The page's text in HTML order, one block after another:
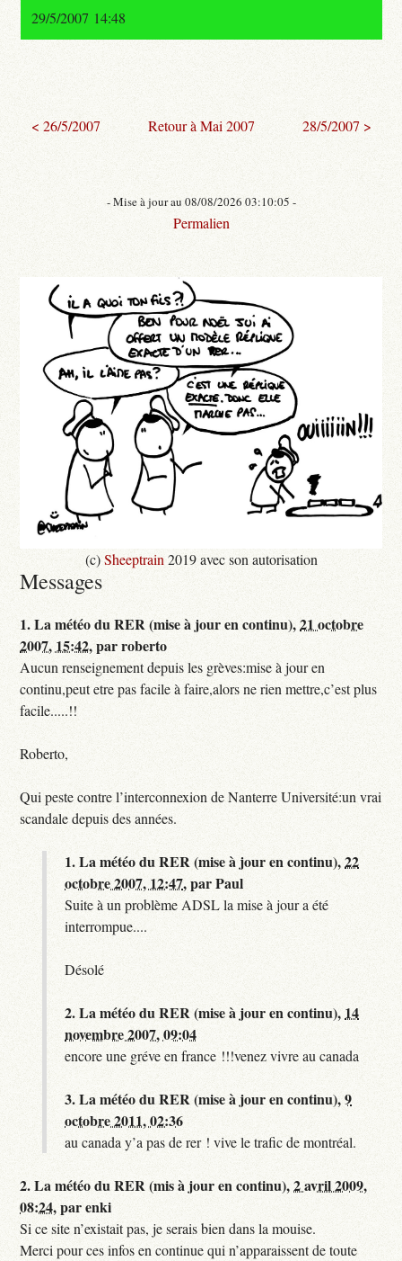
29/5/2007 14:48
< 26/5/2007 Retour à Mai 2007 28/5/2007 >
- Mise à jour au 08/08/2026 03:10:05 -
Permalien
(c)Sheeptrain 2019 avec son autorisation
Messages
1.La météo du RER (mise à jour en continu),21 octobre
2007, 15:42,parroberto
Aucun renseignement depuis les grèves:mise à jour en
continu,peut etre pas facile à faire,alors ne rien mettre,c’est plus
facile.....!!
Roberto,
Qui peste contre l’interconnexion de Nanterre Université:un vrai
scandale depuis des années.
1.La météo du RER (mise à jour en continu),22
octobre 2007, 12:47,parPaul
Suite à un problème ADSL la mise à jour a été
interrompue....
Désolé
2.La météo du RER (mise à jour en continu), 14
novembre 2007, 09:04
encore une gréve en france !!!venez vivre au canada
3.La météo du RER (mise à jour en continu),9
octobre 2011, 02:36
au canada y’a pas de rer ! vive le trafic de montréal.
2.La météo du RER (mis à jour en continu),2 avril 2009,
08:24,parenki
Si ce site n’existait pas, je serais bien dans la mouise.
Merci pour ces infos en continue qui n’apparaissent de toute